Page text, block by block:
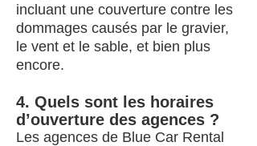
incluant une couverture contre les
dommages causés par le gravier,
le vent et le sable, et bien plus
encore.
4. Quels sont les horaires
d’ouverture des agences ?
Les agences de Blue Car Rental